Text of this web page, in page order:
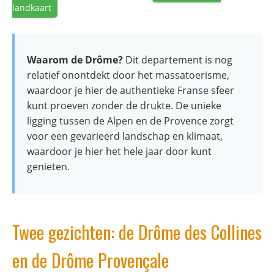
landkaart
Waarom de Drôme? Dit departement is nog
relatief onontdekt door het massatoerisme,
waardoor je hier de authentieke Franse sfeer
kunt proeven zonder de drukte. De unieke
ligging tussen de Alpen en de Provence zorgt
voor een gevarieerd landschap en klimaat,
waardoor je hier het hele jaar door kunt
genieten.
Twee gezichten: de Drôme des Collines
en de Drôme Provençale